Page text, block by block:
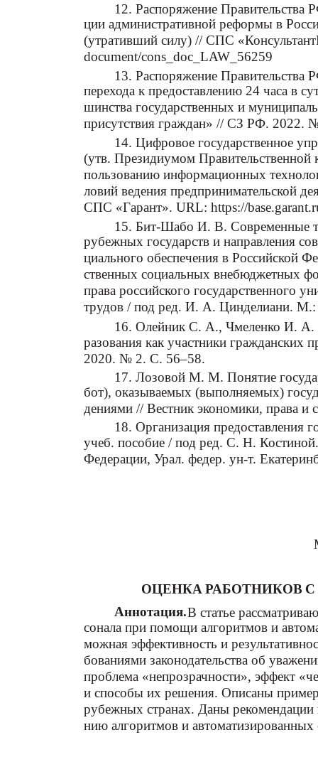
12. Распоряжение
ции административной реформы в
(утративший силу) // СПС
document/cons_doc_LAW_56259
13. Распоряжение
перехода к предоставлению 24 часа в
шинства государственных и
присутствия граждан» // СЗ РФ. 2022.
14. Цифровое государственное
(утв. Президиумом
пользованию информационных
ловий ведения предпринимательской
СПС «Гарант». URL: https://
15. Бит-Шабо И. В. Современные
рубежных государств и направления
циального обеспечения в Российской
ственных социальных внебюджетных
права российского государственного
трудов / под ред. И. А. Цинделиани.
16. Олейник С. А., Чмеленко И. А.
разования как участники гражданских
2020. № 2. С. 56–58.
17. Лозовой М. М. Понятие
бот), оказываемых (выполняемых)
дениями // Вестник экономики, права
18. Организация предоставления
учеб. пособие / под ред. С. Н.
Федерации, Урал. федер. ун-т.
ОЦЕНКА РАБОТНИКОВ
Аннотация.В статье
сонала при помощи алгоритмов и
можная эффективность и
бованиями законодательства об
проблема «непрозрачности», эффект
и способы их решения. Описаны
рубежных странах. Даны рекомендации
нию алгоритмов и автоматизированных